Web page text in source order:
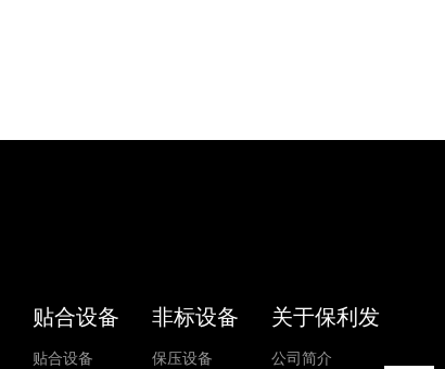
贴合设备
贴合设备
非标设备
保压设备
关于保利发
公司简介